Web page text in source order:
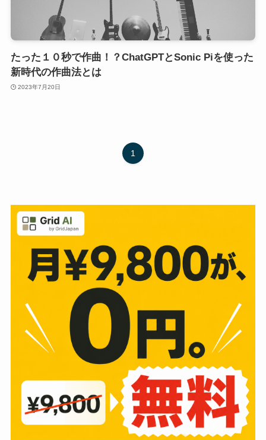
たった１０秒で作曲！？ChatGPTとSonic Piを使った
新時代の作曲法とは
2023年7月20日
1